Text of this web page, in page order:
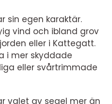
sin egen karaktär.
vind och ibland grov
eller i Kattegatt.
i mer skyddade
eller svårtrimmade
valet av segel mer än